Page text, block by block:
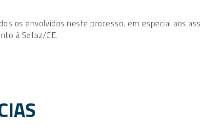
os envolvidos neste processo, em especial aos
à Sefaz/CE.